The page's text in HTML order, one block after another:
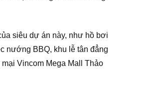
siêu dự án này, như hồ bơi
nướng BBQ, khu lễ tân đẳng
Vincom Mega Mall Thảo